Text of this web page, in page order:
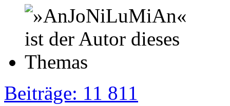
Beiträge: 11 811